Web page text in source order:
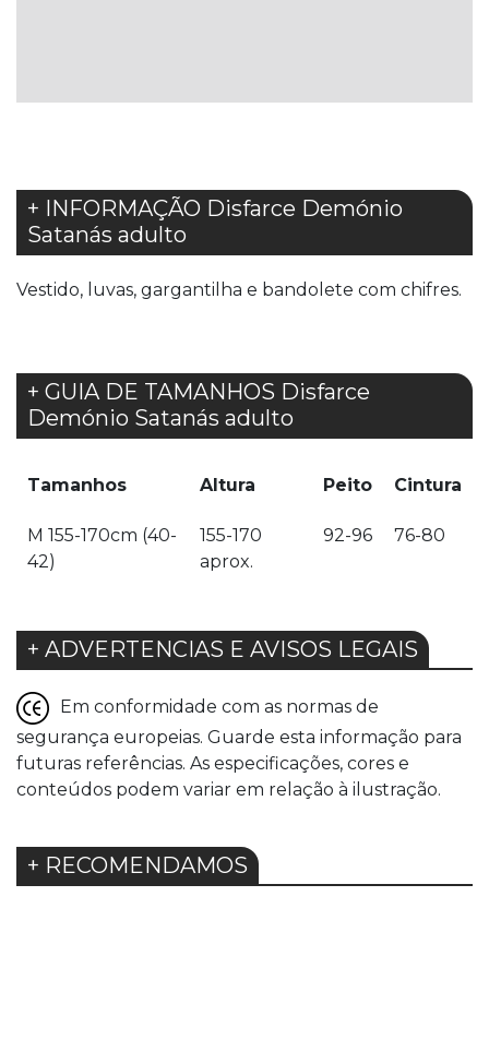
+ INFORMAÇÃO Disfarce Demónio
Satanás adulto
Vestido, luvas, gargantilha e bandolete com chifres.
+ GUIA DE TAMANHOS Disfarce
Demónio Satanás adulto
Tamanhos Altura Peito Cintura
M 155-170cm (40-
42)
155-170
aprox.
92-96 76-80
+ ADVERTENCIAS E AVISOS LEGAIS
Em conformidade com as normas de
segurança europeias. Guarde esta informação para
futuras referências. As especificações, cores e
conteúdos podem variar em relação à ilustração.
+ RECOMENDAMOS